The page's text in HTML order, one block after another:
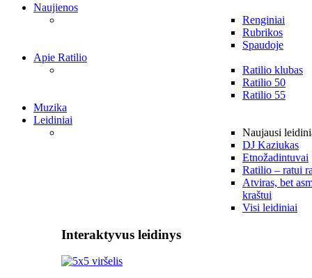
Naujienos
Renginiai
Rubrikos
Spaudoje
Apie Ratilio
Ratilio klubas
Ratilio 50
Ratilio 55
Muzika
Leidiniai
Naujausi
DJ Kaziukas
Etnožadintuvai
Ratilio – ratui
Atviras, bet
kraštui
Visi leidiniai
Interaktyvus leidinys